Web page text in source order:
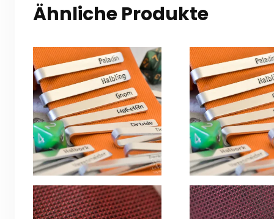
Ähnliche Produkte